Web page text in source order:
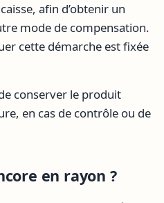
afin d’obtenir un
mode de compensation.
cette démarche est fixée
conserver le produit
en cas de contrôle ou de
en rayon ?